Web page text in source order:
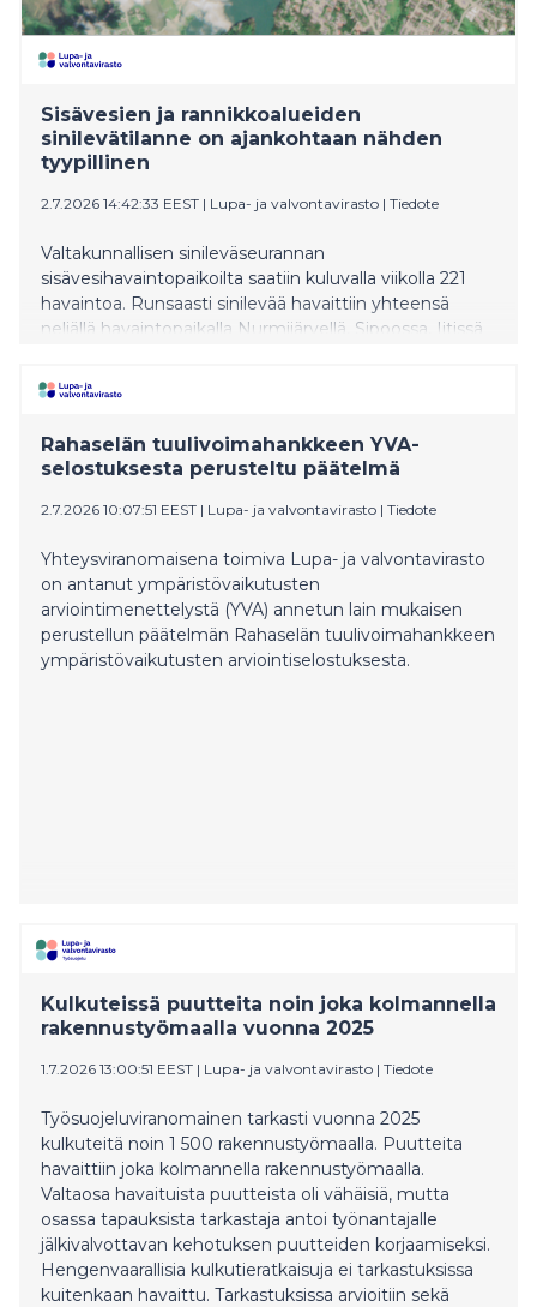
Sisävesien ja rannikkoalueiden
sinilevätilanne on ajankohtaan nähden
tyypillinen
2.7.2026 14:42:33 EEST | Lupa- ja valvontavirasto | Tiedote
Valtakunnallisen sinileväseurannan
sisävesihavaintopaikoilta saatiin kuluvalla viikolla 221
havaintoa. Runsaasti sinilevää havaittiin yhteensä
neljällä havaintopaikalla Nurmijärvellä, Sipoossa, Iitissä
nähden tyypillinen. Rannikkoalueiden
sinilevähavaintojen määrä on kasvanut edellisistä
tyypilliselle tasolle.
Rahaselän tuulivoimahankkeen YVA-
selostuksesta perusteltu päätelmä
2.7.2026 10:07:51 EEST | Lupa- ja valvontavirasto | Tiedote
Yhteysviranomaisena toimiva Lupa- ja valvontavirasto
on antanut ympäristövaikutusten
arviointimenettelystä (YVA) annetun lain mukaisen
perustellun päätelmän Rahaselän tuulivoimahankkeen
ympäristövaikutusten arviointiselostuksesta.
Kulkuteissä puutteita noin joka kolmannella
rakennustyömaalla vuonna 2025
1.7.2026 13:00:51 EEST | Lupa- ja valvontavirasto | Tiedote
Työsuojeluviranomainen tarkasti vuonna 2025
kulkuteitä noin 1 500 rakennustyömaalla. Puutteita
havaittiin joka kolmannella rakennustyömaalla.
Valtaosa havaituista puutteista oli vähäisiä, mutta
osassa tapauksista tarkastaja antoi työnantajalle
jälkivalvottavan kehotuksen puutteiden korjaamiseksi.
Hengenvaarallisia kulkutieratkaisuja ei tarkastuksissa
kuitenkaan havaittu. Tarkastuksissa arvioitiin sekä